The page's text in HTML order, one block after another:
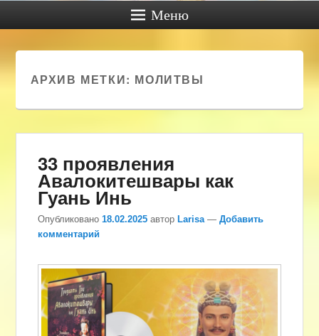
Меню
АРХИВ МЕТКИ: МОЛИТВЫ
33 проявления
Авалокитешвары как
Гуань Инь
Опубликовано18.02.2025 автор Larisa —Добавить
комментарий